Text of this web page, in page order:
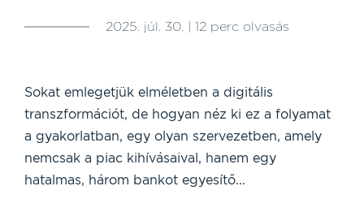
2025. júl. 30. | 12 perc olvasás
Sokat emlegetjük elméletben a digitális
transzformációt, de hogyan néz ki ez a folyamat
a gyakorlatban, egy olyan szervezetben, amely
nemcsak a piac kihívásaival, hanem egy
hatalmas, három bankot egyesítő...